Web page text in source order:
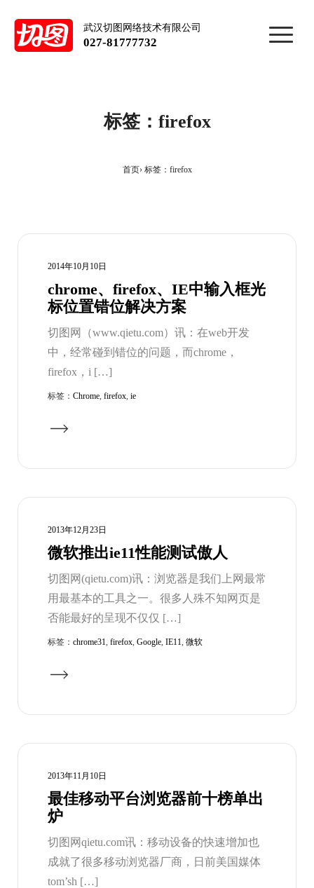
武汉切图网络技术有限公司
027-81777732
标签：firefox
首页 标签：firefox
2014年10月10日
chrome、firefox、IE中输入框光
标位置错位解决方案
切图网（www.qietu.com）讯：在web开发
中，经常碰到错位的问题，而chrome，
firefox，i […]
标签： Chrome, firefox, ie
2013年12月23日
微软推出ie11性能测试傲人
切图网(qietu.com)讯：浏览器是我们上网最常
用最基本的工具之一。很多人殊不知网页是
否能最好的呈现不仅仅 […]
标签： chrome31, firefox, Google, IE11, 微软
2013年11月10日
最佳移动平台浏览器前十榜单出
炉
切图网qietu.com讯：移动设备的快速增加也
成就了很多移动浏览器厂商，日前美国媒体
tom’sh […]